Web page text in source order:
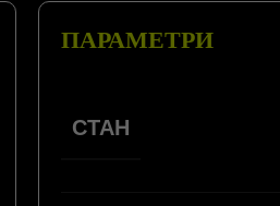
ПАРАМЕТРИ
СТАН